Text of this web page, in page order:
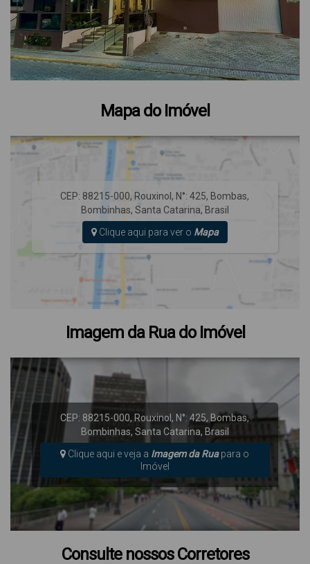
Mapa do Imóvel
CEP: 88215-000, Rouxinol , N°: 425, Bombas,
Bombinhas, Santa Catarina, Brasil
Clique aqui para ver o Mapa
Imagem da Rua do Imóvel
CEP: 88215-000, Rouxinol, N°: 425, Bombas,
Bombinhas, Santa Catarina, Brasil
Clique aqui e veja a Imagem da Ruapara o
Imóvel
Consulte nossos Corretores